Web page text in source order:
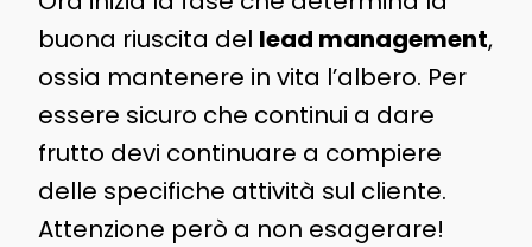
buona riuscita del lead management,
ossia mantenere in vita l’albero. Per
essere sicuro che continui a dare
frutto devi continuare a compiere
delle specifiche attività sul cliente.
Attenzione però a non esagerare!